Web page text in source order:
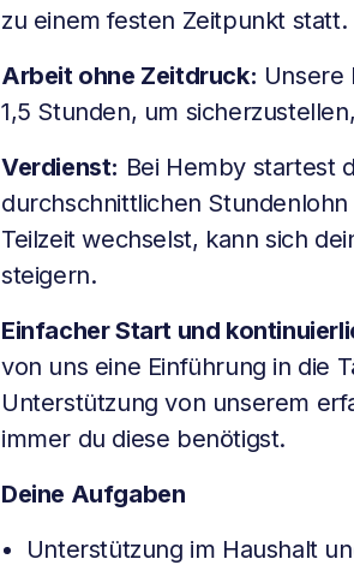
zu einem festen Zeitpunkt statt.
Arbeit ohne Zeitdruck: Unsere
1,5 Stunden, um
Verdienst: Bei Hemby startest
durchschnittlichen
Teilzeit wechselst, kann sich
steigern.
Einfacher Start und
von uns eine Einführung in die
Unterstützung von unserem
immer du diese benötigst.
Deine Aufgaben
Unterstützung im Haushalt